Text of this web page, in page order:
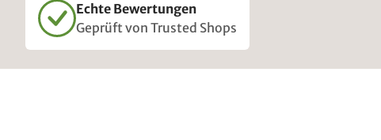
Echte Bewertungen
Geprüft von Trusted Shops